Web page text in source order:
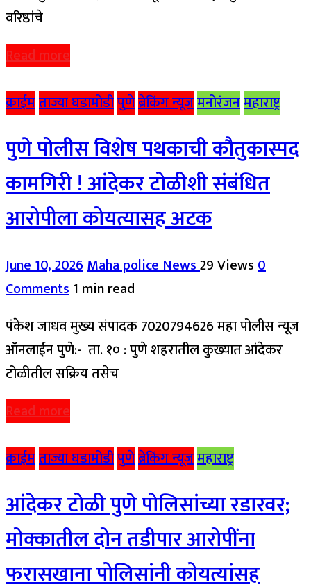
वरिष्ठांचे
Read more
क्राईमताज्या घडामोडीपुणेब्रेकिंग न्यूजमनोरंजनमहाराष्ट्र
पुणे पोलीस विशेष पथकाची कौतुकास्पद
कामगिरी ! आंदेकर टोळीशी संबंधित
आरोपीला कोयत्यासह अटक
June 10, 2026Maha police News29 Views0
Comments1 min read
पंकेश जाधव मुख्य संपादक 7020794626 महा पोलीस न्यूज
ऑनलाईन पुणे:- ता. १० : पुणे शहरातील कुख्यात आंदेकर
टोळीतील सक्रिय तसेच
Read more
क्राईमताज्या घडामोडीपुणेब्रेकिंग न्यूजमहाराष्ट्र
आंदेकर टोळी पुणे पोलिसांच्या रडारवर;
मोक्कातील दोन तडीपार आरोपींना
फरासखाना पोलिसांनी कोयत्यांसह